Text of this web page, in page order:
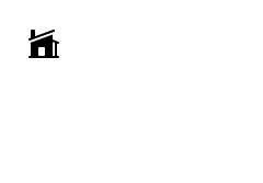
Selvmægler